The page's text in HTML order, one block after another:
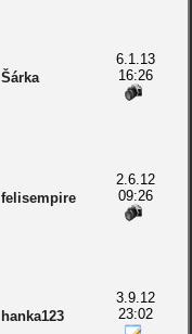
Šárka
6.1.13
16:26
felisempire
2.6.12
09:26
hanka123
3.9.12
23:02